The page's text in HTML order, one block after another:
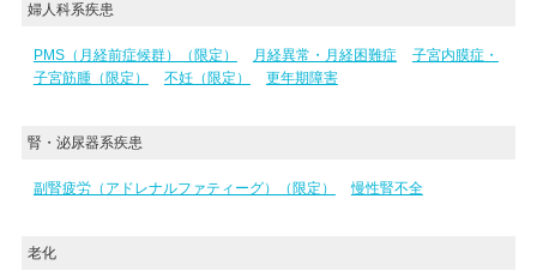
婦人科系疾患
PMS（月経前症候群）（限定） 月経異常・月経困難症
子宮内膜症・
子宮筋腫（限定）
不妊（限定） 更年期障害
腎・泌尿器系疾患
副腎疲労（アドレナルファティーグ）（限定） 慢性腎不全
老化